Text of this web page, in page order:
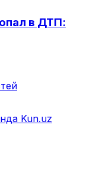
в ДТП:
Kun.uz